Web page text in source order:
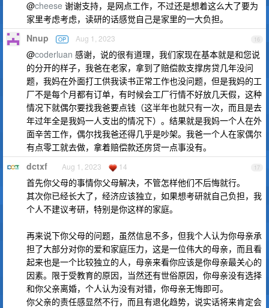
@cheese 谢谢支持，是网点工作，不过还是想着这么大了要为
家里考虑考虑，读研的话感觉自己是家里的一大负担。
16
Nnup OP Aug 1, 2023
@coderluan 感谢，说的很有道理，我们家现在基本就是和您说
的分开的样子，我爸在老家，拿到了赔偿款支撑房贷几年没问
题，我妈在外面打工供我读书正常工作也没问题，但是我妈的工
厂不是每个月都有订单，有时候会工厂行情不好放几天假，这种
情况下就偶尔要找我爸要点钱（这半年也就只有一次，而且是去
年过年全是我妈一人支出的情况下）。结果就是我妈一个人在外
面辛苦工作，偶尔找我爸还得几乎是吵架。我爸一个人在家偶尔
有点零工就去做，拿着赔偿款还房贷一点事没有。
17
dctxf Aug 1, 2023 14
首先你父母的事情你父母解决，不管怎样他们不后悔就行。
其次你已经长大了，经济应该独立，如果想考研就自己负担，我
个人不建议考研，特别是你这样的家庭。
再来说下你父母的问题，虽然信息不多，但我个人认为你母亲承
担了大部分对你的爱和家庭压力，这是一位伟大的母亲，而且看
起来也是一个比较独立的人，母亲来看你应该是你母亲最关心的
因素。限于受教育的原因，当然还有世俗原因，你母亲没有选择
和你父亲离婚，个人认为没有对错，你母亲无悔即可。
你父亲的责任感显然不行，而且有退化趋势，说实话将来肯定会